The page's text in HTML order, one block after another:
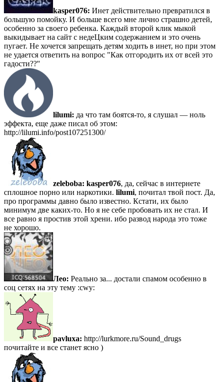
kasper076: Инет действительно превратился в
большую помойку. И больше всего мне лично страшно детей,
особенно за своего ребенка. Каждый второй клик мыкой
выкидывает на сайт с недеЦким содержанием и это очень
пугает. Не хочется запрещать детям ходить в инет, но при этом
не удается ответить на вопрос "Как отгородить их от всей это
гадости??"
lilumi: да что там боятся-то, я слушал — ноль
эффекта, еще даже писал об этом:
http://lilumi.info/post107251300/
zeleboba: kasper076, да, сейчас в интернете
сплошное порно или наркотики. lilumi, почитал твой пост. Да,
про программы давно было известно. Кстати, их было
минимум две каких-то. Но я не себе пробовать их не стал. И
все равно я простив этой хрени. ибо развод народа это тоже
не хорошо.
Лео: Реально за... достали спамом особенно в
соц сетях на эту тему :cwy:
pavluxa: http://lurkmore.ru/Sound_drugs
почитайте и все станет ясно )